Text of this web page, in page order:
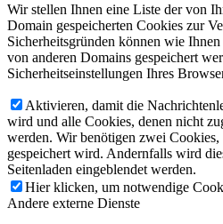
Wir stellen Ihnen eine Liste der von
Domain gespeicherten Cookies zur
Sicherheitsgründen können wie
von anderen Domains gespeichert
Sicherheitseinstellungen Ihres
Aktivieren, damit die
wird und alle Cookies, denen nicht
werden. Wir benötigen zwei
gespeichert wird. Andernfalls wird
Seitenladen eingeblendet werden.
Hier klicken, um notwendige
Andere externe Dienste